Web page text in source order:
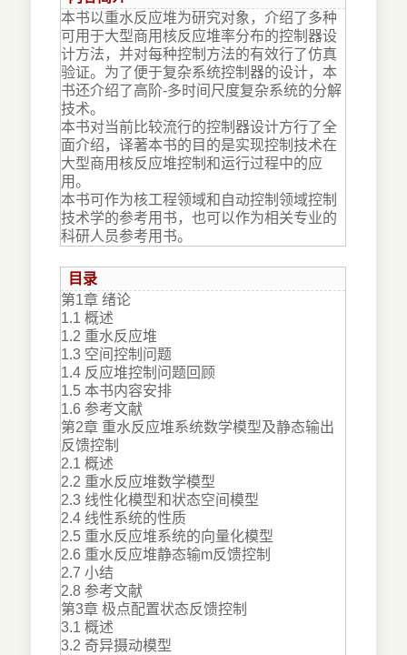
本书以重水反应堆为研究对象，介绍了多种
可用于大型商用核反应堆率分布的控制器设
计方法，并对每种控制方法的有效行了仿真
验证。为了便于复杂系统控制器的设计，本
书还介绍了高阶-多时间尺度复杂系统的分解
技术。
本书对当前比较流行的控制器设计方行了全
面介绍，译著本书的目的是实现控制技术在
大型商用核反应堆控制和运行过程中的应
用。
本书可作为核工程领域和自动控制领域控制
技术学的参考用书，也可以作为相关专业的
科研人员参考用书。
目录
第1章 绪论
1.1 概述
1.2 重水反应堆
1.3 空间控制问题
1.4 反应堆控制问题回顾
1.5 本书内容安排
1.6 参考文献
第2章 重水反应堆系统数学模型及静态输出
反馈控制
2.1 概述
2.2 重水反应堆数学模型
2.3 线性化模型和状态空间模型
2.4 线性系统的性质
2.5 重水反应堆系统的向量化模型
2.6 重水反应堆静态输m反馈控制
2.7 小结
2.8 参考文献
第3章 极点配置状态反馈控制
3.1 概述
3.2 奇异摄动模型